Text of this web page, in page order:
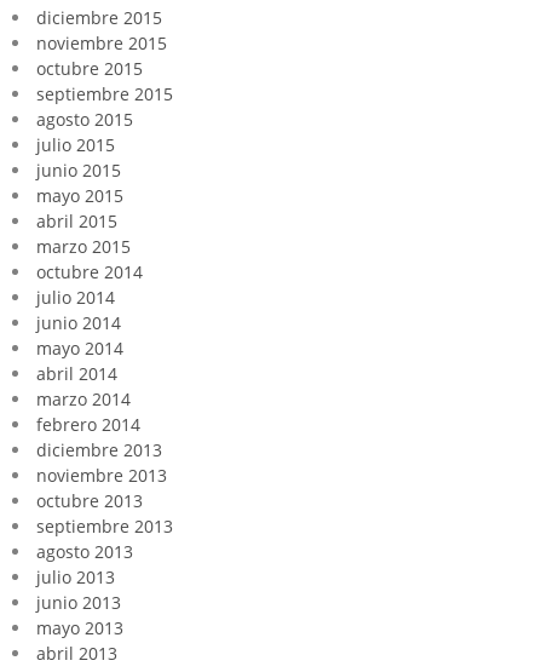
diciembre 2015
noviembre 2015
octubre 2015
septiembre 2015
agosto 2015
julio 2015
junio 2015
mayo 2015
abril 2015
marzo 2015
octubre 2014
julio 2014
junio 2014
mayo 2014
abril 2014
marzo 2014
febrero 2014
diciembre 2013
noviembre 2013
octubre 2013
septiembre 2013
agosto 2013
julio 2013
junio 2013
mayo 2013
abril 2013